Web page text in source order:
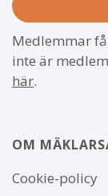
Medlemmar
inte är
här.
OM
Om
webbplatsen
Cookie-policy